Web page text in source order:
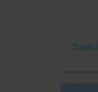
Toon